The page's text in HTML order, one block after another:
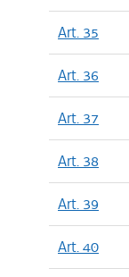
Art. 35
Art. 36
Art. 37
Art. 38
Art. 39
Art. 40